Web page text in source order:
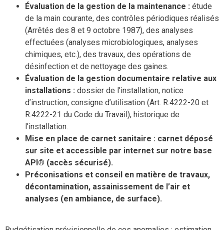
Évaluation de la gestion de la maintenance : étude
de la main courante, des contrôles périodiques réalisés
(Arrêtés des 8 et 9 octobre 1987), des analyses
effectuées (analyses microbiologiques, analyses
chimiques, etc.), des travaux, des opérations de
désinfection et de nettoyage des gaines.
Évaluation de la gestion documentaire relative aux
installations : dossier de l’installation, notice
d’instruction, consigne d’utilisation (Art. R.4222-20 et
R.4222-21 du Code du Travail), historique de
l’installation.
Mise en place de carnet sanitaire : carnet déposé
sur site et accessible par internet sur notre base
API® (accès sécurisé).
Préconisations et conseil en matière de travaux,
décontamination, assainissement de l’air et
analyses (en ambiance, de surface).